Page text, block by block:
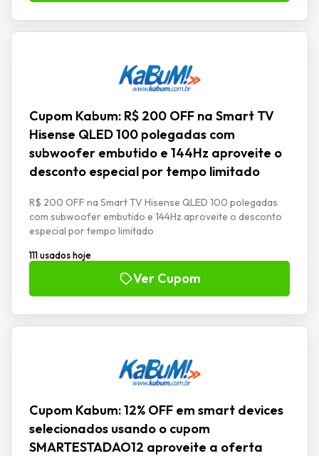
Cupom Kabum: R$ 200 OFF na Smart TV
Hisense QLED 100 polegadas com
subwoofer embutido e 144Hz aproveite o
desconto especial por tempo limitado
R$ 200 OFF na Smart TV Hisense QLED 100 polegadas
com subwoofer embutido e 144Hz aproveite o desconto
especial por tempo limitado
111 usados hoje
Ver Cupom
Cupom Kabum: 12% OFF em smart devices
selecionados usando o cupom
SMARTESTADAO12 aproveite a oferta